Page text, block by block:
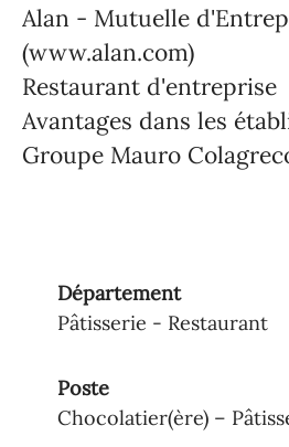
Alan - Mutuelle
(www.alan.com)
Restaurant d'entreprise
Avantages dans les
Groupe Mauro
Département
Pâtisserie - Restaurant
Poste
Chocolatier(ère) –